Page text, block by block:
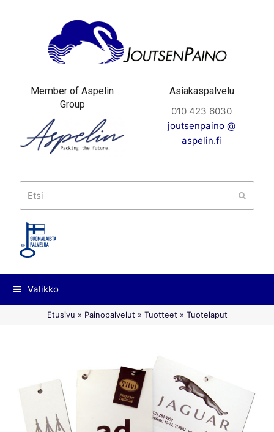
Member of Aspelin
Group
Asiakaspalvelu
010 423 6030
joutsenpaino @
aspelin.fi
Valikko
Etusivu » Painopalvelut » Tuotteet » Tuotelaput